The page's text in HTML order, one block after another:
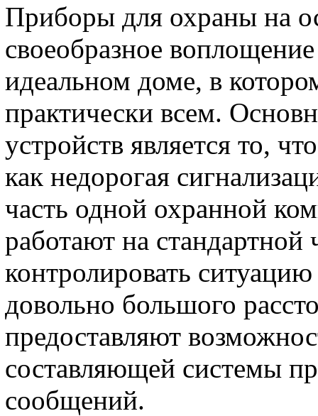
Приборы для охраны на
своеобразное
идеальном доме, в
практически всем.
устройств является то,
как недорогая
часть одной охранной
работают на стандартной
контролировать
довольно большого
предоставляют
составляющей системы
сообщений.